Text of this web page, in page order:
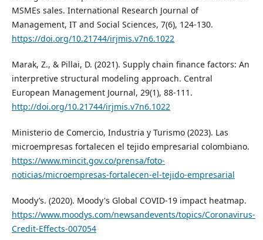
MSMEs sales. International Research Journal of
Management, IT and Social Sciences, 7(6), 124-130.
https://doi.org/10.21744/irjmis.v7n6.1022
Marak, Z., & Pillai, D. (2021). Supply chain finance factors: An
interpretive structural modeling approach. Central
European Management Journal, 29(1), 88-111.
http://doi.org/10.21744/irjmis.v7n6.1022
Ministerio de Comercio, Industria y Turismo (2023). Las
microempresas fortalecen el tejido empresarial colombiano.
https://www.mincit.gov.co/prensa/foto-
noticias/microempresas-fortalecen-el-tejido-empresarial
Moody’s. (2020). Moody's Global COVID-19 impact heatmap.
https://www.moodys.com/newsandevents/topics/Coronavirus-
Credit-Effects-007054